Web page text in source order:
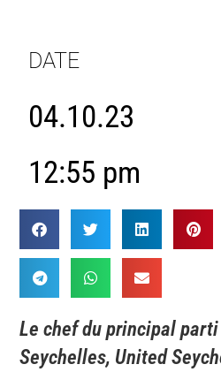
DATE
04.10.23
12:55 pm
Le chef du principal parti
Seychelles, United